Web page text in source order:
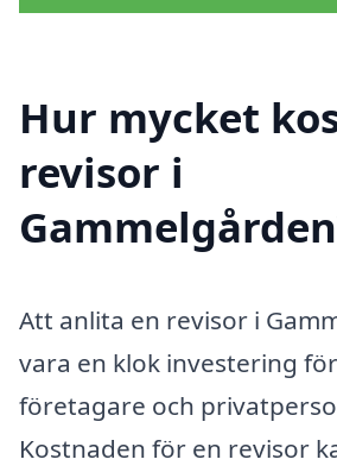
Hur mycket
revisor i
Att anlita en revisor i
vara en klok investering
företagare och
Kostnaden för en revisor